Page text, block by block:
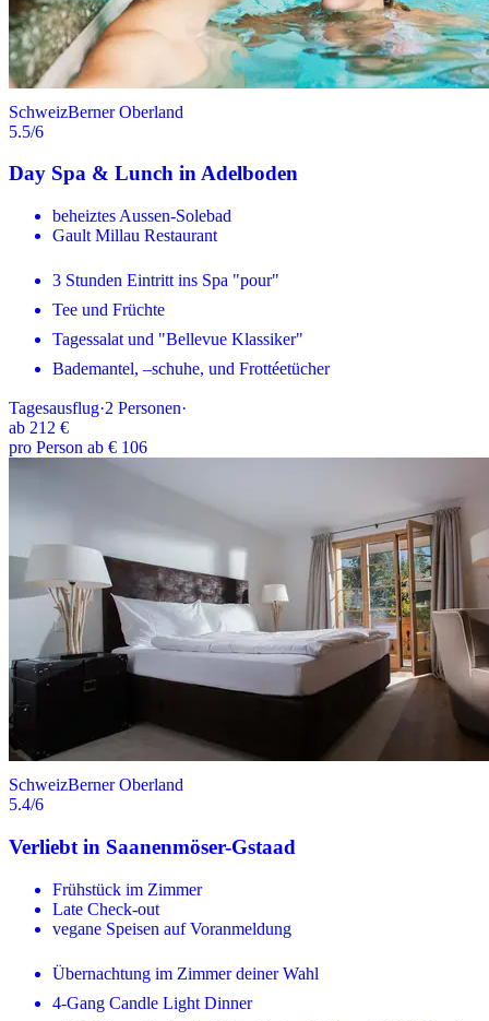
SchweizBerner Oberland
5.5/6
Day Spa & Lunch in Adelboden
beheiztes Aussen-Solebad
Gault Millau Restaurant
3 Stunden Eintritt ins Spa "pour"
Tee und Früchte
Tagessalat und "Bellevue Klassiker"
Bademantel, –schuhe, und Frottéetücher
Tagesausflug·2 Personen·
ab 212 €
pro Person ab € 106
SchweizBerner Oberland
5.4/6
Verliebt in Saanenmöser-Gstaad
Frühstück im Zimmer
Late Check-out
vegane Speisen auf Voranmeldung
Übernachtung im Zimmer deiner Wahl
4-Gang Candle Light Dinner